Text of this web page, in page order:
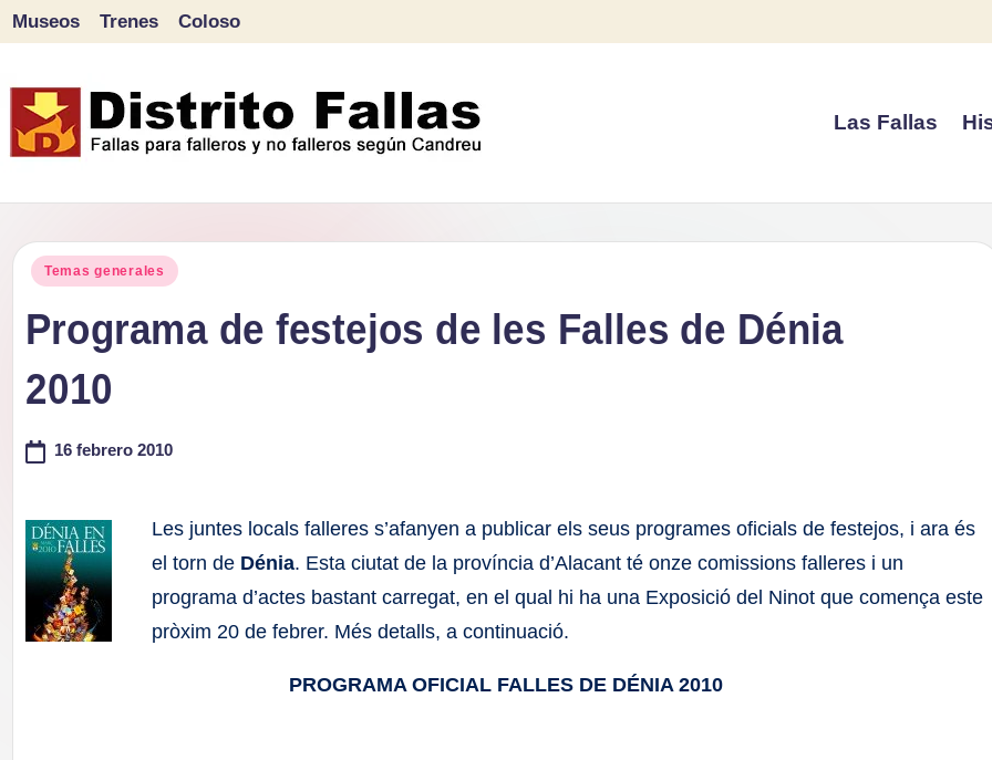
contenido
Museos Trenes Coloso
Las Fallas
Publicado
Temas generales
Programa de festejos de les Falles de Dénia
2010
16 febrero 2010
Les juntes locals falleres s’afanyen a publicar els seus programes oficials de festejos, i ara és
el torn de Dénia. Esta ciutat de la província d’Alacant té onze comissions falleres i un
programa d’actes bastant carregat, en el qual hi ha una Exposició del Ninot que comença este
pròxim 20 de febrer. Més detalls, a continuació.
PROGRAMA OFICIAL FALLES DE DÉNIA 2010